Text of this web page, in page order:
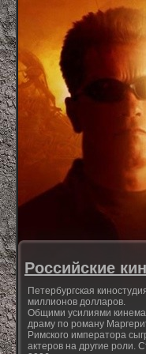
Российские
Петербургская
миллионов долларов.
Общими усилиями
драму по роману
Римского императора
актеров на другие роли.